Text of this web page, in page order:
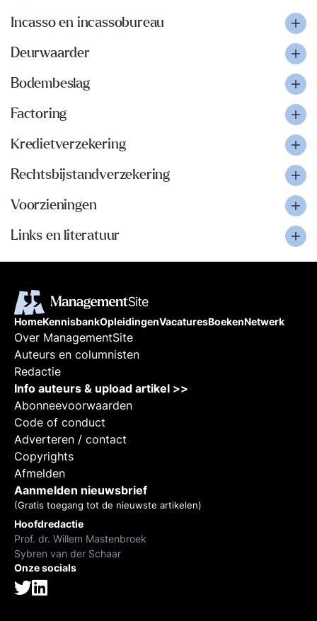
Incasso en incassobureau
Deurwaarder
Bodembeslag
Factoring
Kredietverzekering
Rechtsbijstandverzekering
Voorzieningen
Links en literatuur
HomeKennisbankOpleidingenVacaturesBoekenNetwerk
Over ManagementSite
Auteurs en columnisten
Redactie
Info auteurs & upload artikel >>
Abonneevoorwaarden
Code of conduct
Adverteren / contact
Copyrights
Afmelden
Aanmelden nieuwsbrief
(Gratis toegang tot de nieuwste artikelen)
Hoofdredactie
Prof. dr. Willem Mastenbroek
Sybren van der Schaar
Onze socials